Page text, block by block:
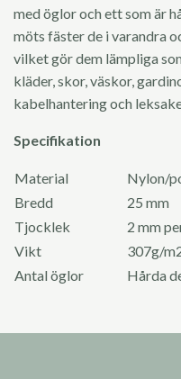
med öglor och ett som är
möts fäster de i varandra
vilket gör dem lämpliga
kläder, skor, väskor,
kabelhantering och
Specifikation
Material
Nylon/
Bredd
25 mm
Tjocklek
2 mm
Vikt
307g/
Antal öglor
Hårda